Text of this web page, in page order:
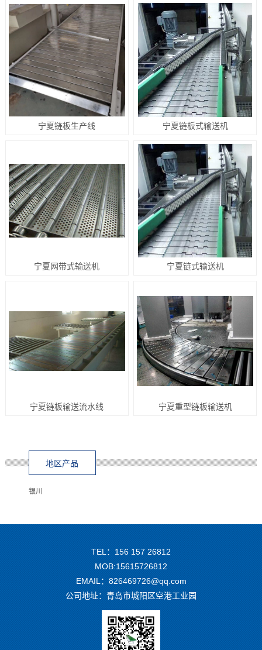
宁夏链板生产线 宁夏链板式输送机
宁夏网带式输送机 宁夏链式输送机
宁夏链板输送流水线 宁夏重型链板输送机
地区产品
银川
TEL：156 157 26812
MOB:15615726812
EMAIL：826469726@qq.com
公司地址：青岛市城阳区空港工业园